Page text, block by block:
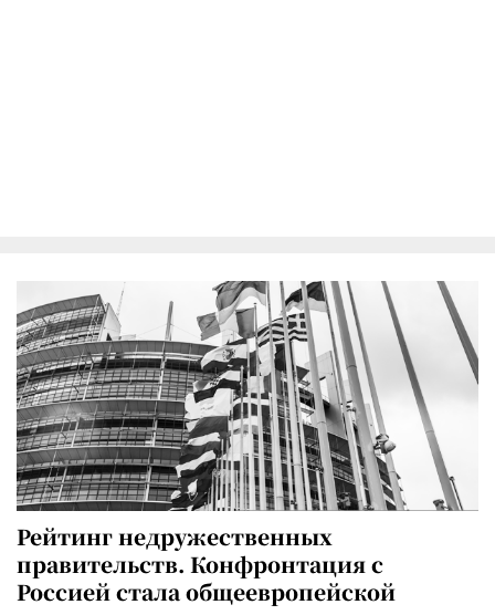
Рейтинг недружественных
правительств. Конфронтация с
Россией стала общеевропейской